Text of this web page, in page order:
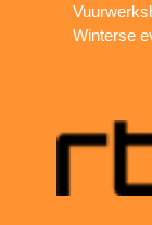
Winterse